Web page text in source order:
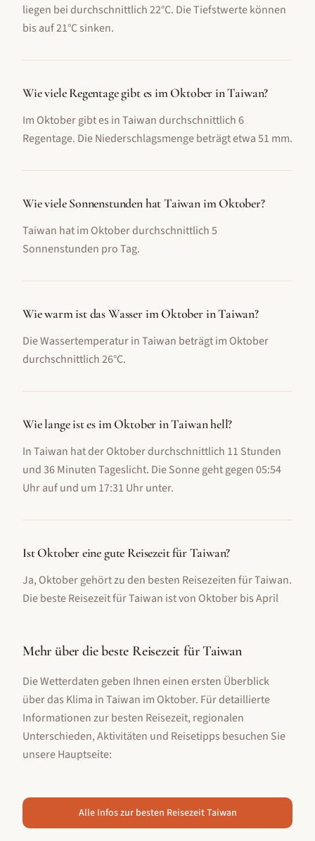
liegen bei durchschnittlich 22°C. Die Tiefstwerte können
bis auf 21°C sinken.
Wie viele Regentage gibt es im Oktober in Taiwan?
Im Oktober gibt es in Taiwan durchschnittlich 6
Regentage. Die Niederschlagsmenge beträgt etwa 51 mm.
Wie viele Sonnenstunden hat Taiwan im Oktober?
Taiwan hat im Oktober durchschnittlich 5
Sonnenstunden pro Tag.
Wie warm ist das Wasser im Oktober in Taiwan?
Die Wassertemperatur in Taiwan beträgt im Oktober
durchschnittlich 26°C.
Wie lange ist es im Oktober in Taiwan hell?
In Taiwan hat der Oktober durchschnittlich 11 Stunden
und 36 Minuten Tageslicht. Die Sonne geht gegen 05:54
Uhr auf und um 17:31 Uhr unter.
Ist Oktober eine gute Reisezeit für Taiwan?
Ja, Oktober gehört zu den besten Reisezeiten für Taiwan.
Die beste Reisezeit für Taiwan ist von Oktober bis April
Mehr über die beste Reisezeit fürTaiwan
Die Wetterdaten geben Ihnen einen ersten Überblick
über das Klima inTaiwan im Oktober. Für detaillierte
Informationen zur besten Reisezeit, regionalen
Unterschieden, Aktivitäten und Reisetipps besuchen Sie
unsere Hauptseite:
Alle Infos zur besten ReisezeitTaiwan